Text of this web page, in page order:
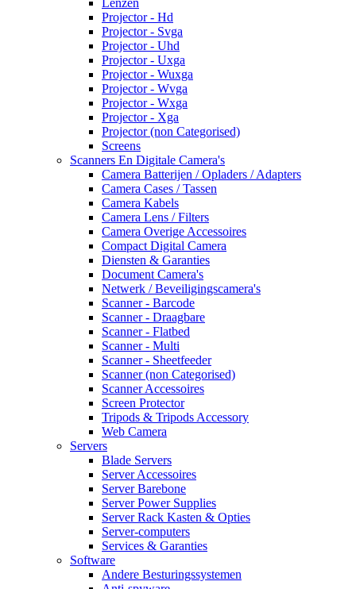
Projector - Hd
Projector - Svga
Projector - Uhd
Projector - Uxga
Projector - Wuxga
Projector - Wvga
Projector - Wxga
Projector - Xga
Projector (non Categorised)
Screens
Scanners En Digitale Camera's
Camera Batterijen / Opladers / Adapters
Camera Cases / Tassen
Camera Kabels
Camera Lens / Filters
Camera Overige Accessoires
Compact Digital Camera
Diensten & Garanties
Document Camera's
Netwerk / Beveiligingscamera's
Scanner - Barcode
Scanner - Draagbare
Scanner - Flatbed
Scanner - Multi
Scanner - Sheetfeeder
Scanner (non Categorised)
Scanner Accessoires
Screen Protector
Tripods & Tripods Accessory
Web Camera
Servers
Blade Servers
Server Accessoires
Server Barebone
Server Power Supplies
Server Rack Kasten & Opties
Server-computers
Services & Garanties
Software
Andere Besturingssystemen